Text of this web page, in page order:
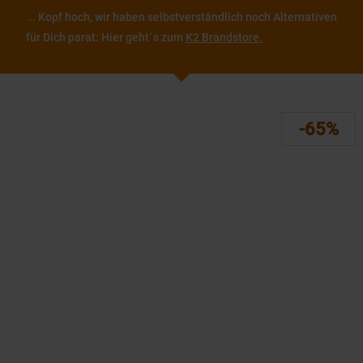
... Kopf hoch, wir haben selbstverständlich noch Alternativen
für Dich parat: Hier geht´s zum K2 Brandstore.
-65%